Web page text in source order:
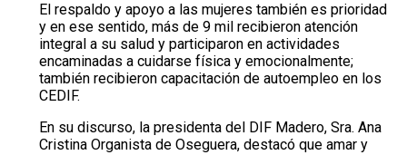
El respaldo y apoyo a las mujeres también es prioridad
y en ese sentido, más de 9 mil recibieron atención
integral a su salud y participaron en actividades
encaminadas a cuidarse física y emocionalmente;
también recibieron capacitación de autoempleo en los
CEDIF.
En su discurso, la presidenta del DIF Madero, Sra. Ana
Cristina Organista de Oseguera, destacó que amar y